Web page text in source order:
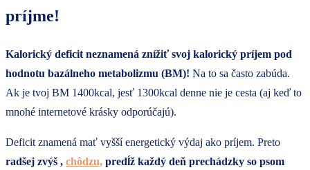
príjme!
Kalorický deficit neznamená znížiť svoj kalorický príjem pod
hodnotu bazálneho metabolizmu (BM)! Na to sa často zabúda.
Ak je tvoj BM 1400kcal, jesť 1300kcal denne nie je cesta (aj keď to
mnohé internetové krásky odporúčajú).
Deficit znamená mať vyšší energetický výdaj ako príjem. Preto
radšej zvýš , chôdzu, predĺž každý deň prechádzky so psom